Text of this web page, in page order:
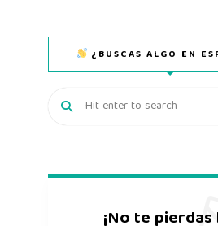
¿BUSCAS ALGO EN
¡No te pierdas